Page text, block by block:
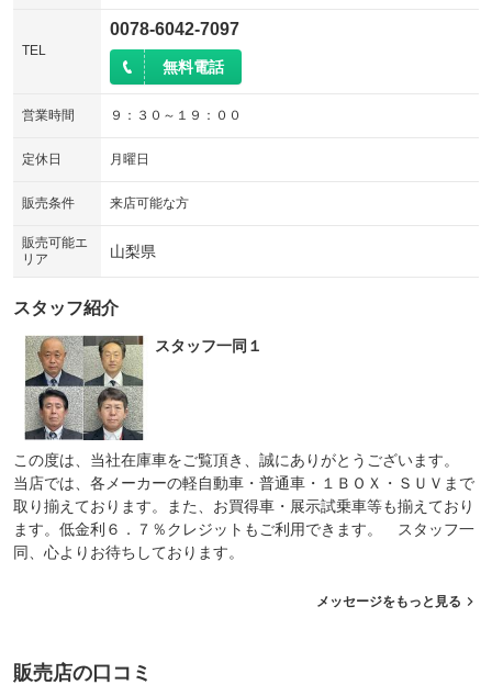
TEL
0078-6042-7097
無料電話
営業時間 ９：３０～１９：００
定休日 月曜日
販売条件 来店可能な方
販売可能エ
リア
山梨県
スタッフ紹介
スタッフ一同１
この度は、当社在庫車をご覧頂き、誠にありがとうございます。
当店では、各メーカーの軽自動車・普通車・１ＢＯＸ・ＳＵＶまで
取り揃えております。また、お買得車・展示試乗車等も揃えており
ます。低金利６．７％クレジットもご利用できます。 スタッフ一
同、心よりお待ちしております。
メッセージをもっと見る
販売店の口コミ